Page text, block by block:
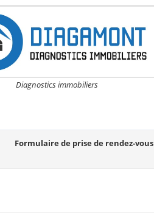
Diagnostics immobiliers
Formulaire de prise de rendez-vous